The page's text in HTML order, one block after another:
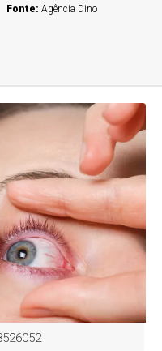
Fonte:Agência Dino